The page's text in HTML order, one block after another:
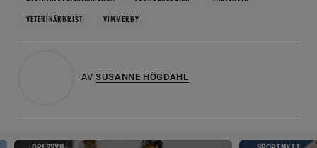
VETERINÄRBRIST
VIMMERBY
AV SUSANNE HÖGDAHL